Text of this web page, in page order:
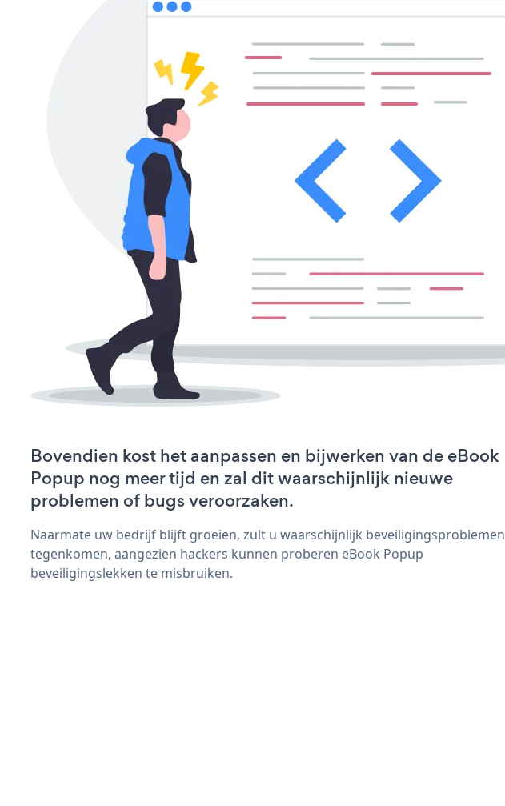
Bovendien kost het aanpassen en bijwerken van de eBook
Popup nog meer tijd en zal dit waarschijnlijk nieuwe
problemen of bugs veroorzaken.
Naarmate uw bedrijf blijft groeien, zult u waarschijnlijk beveiligingsproblemen
tegenkomen, aangezien hackers kunnen proberen eBook Popup
beveiligingslekken te misbruiken.